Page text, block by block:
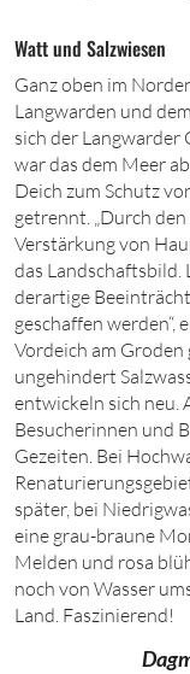
Watt und Salzwiesen
Ganz oben im
Langwarden und
sich der Langwarder
war das dem Meer
Deich zum Schutz
getrennt. „Durch den
Verstärkung von
das
derartige
geschaffen
Vordeich am
ungehindert
entwickeln sich neu.
Besucherinnen und
Gezeiten. Bei
später, bei
eine grau-braune
Melden und rosa
noch von Wasser
Land. Faszinierend!